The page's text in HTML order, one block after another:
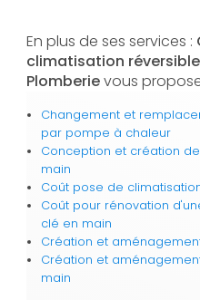
En plus de ses services :
climatisation réversible
Plomberievous
Changement et
par pompe à chaleur
Conception et création
main
Coût pose de
Coût pour rénovation
clé en main
Création et
Création et
main